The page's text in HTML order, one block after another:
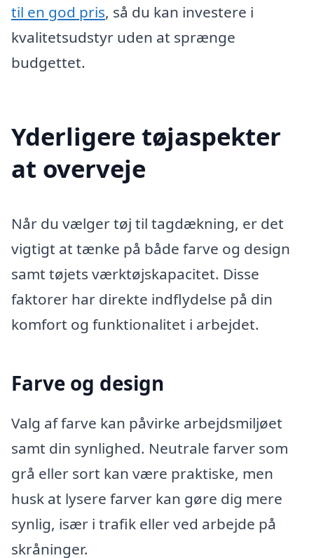
til en god pris, så du kan investere i
kvalitetsudstyr uden at sprænge
budgettet.
Yderligere tøjaspekter
at overveje
Når du vælger tøj til tagdækning, er det
vigtigt at tænke på både farve og design
samt tøjets værktøjskapacitet. Disse
faktorer har direkte indflydelse på din
komfort og funktionalitet i arbejdet.
Farve og design
Valg af farve kan påvirke arbejdsmiljøet
samt din synlighed. Neutrale farver som
grå eller sort kan være praktiske, men
husk at lysere farver kan gøre dig mere
synlig, især i trafik eller ved arbejde på
skråninger.